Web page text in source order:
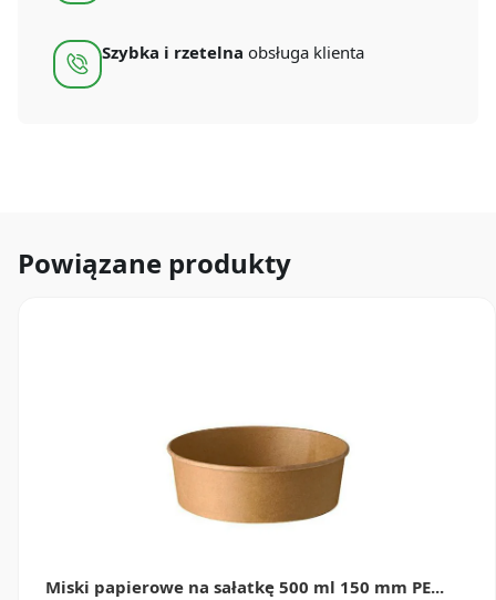
Szybka i rzetelna obsługa klienta
Powiązane produkty
Miski papierowe na sałatkę 500 ml 150 mm PE...